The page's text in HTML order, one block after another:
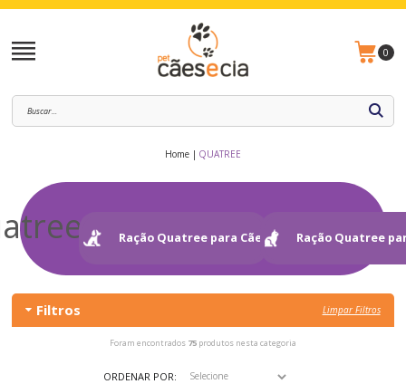
0
Home QUATREE
Ração Quatree para Cães Ração Quatree
Filtros Limpar Filtros
Foram encontrados 75 produtos nesta categoria
ORDENAR POR: